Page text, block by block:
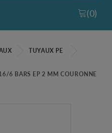
(0)
TUYAUX PE
6 BARS EP 2 MM COURONNE